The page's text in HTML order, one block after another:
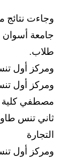
وجاءت
جامعة أسوان
طلاب.
ومركز أول
ومركز أول
مصطفي كلية
ثاني تنس
التجارة
ومركز أول